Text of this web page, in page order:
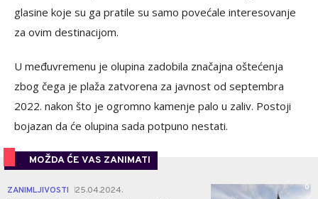
glasine koje su ga pratile su samo povećale interesovanje
za ovim destinacijom.
U međuvremenu je olupina zadobila značajna oštećenja
zbog čega je plaža zatvorena za javnost od septembra
2022. nakon što je ogromno kamenje palo u zaliv. Postoji
bojazan da će olupina sada potpuno nestati.
MOŽDA ĆE VAS ZANIMATI
ZANIMLJIVOSTI 25.04.2024. 0